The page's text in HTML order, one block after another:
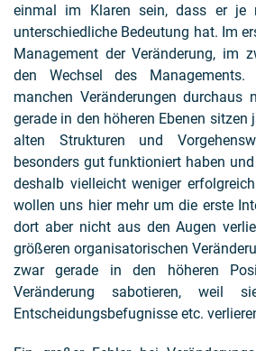
einmal im Klaren sein, dass er je
unterschiedliche Bedeutung hat. Im
Management der Veränderung, im
den Wechsel des
manchen Veränderungen durchaus
gerade in den höheren Ebenen sitzen
alten Strukturen und
besonders gut funktioniert haben
deshalb vielleicht weniger
wollen uns hier mehr um die erste
dort aber nicht aus den Augen
größeren organisatorischen
zwar gerade in den höheren
Veränderung sabotieren, weil
Entscheidungsbefugnisse etc.